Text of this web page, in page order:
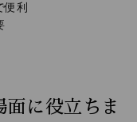
利
に役立ちま